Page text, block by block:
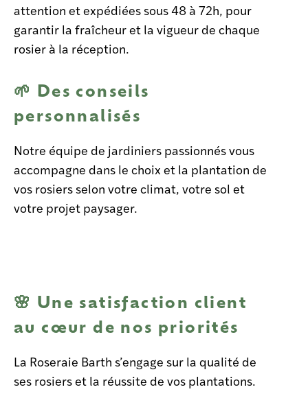
attention et expédiées sous 48 à 72h, pour
garantir la fraîcheur et la vigueur de chaque
rosier à la réception.
🌱 Des conseils
personnalisés
Notre équipe de jardiniers passionnés vous
accompagne dans le choix et la plantation de
vos rosiers selon votre climat, votre sol et
votre projet paysager.
🌸 Une satisfaction client
au cœur de nos priorités
La Roseraie Barth s’engage sur la qualité de
ses rosiers et la réussite de vos plantations.